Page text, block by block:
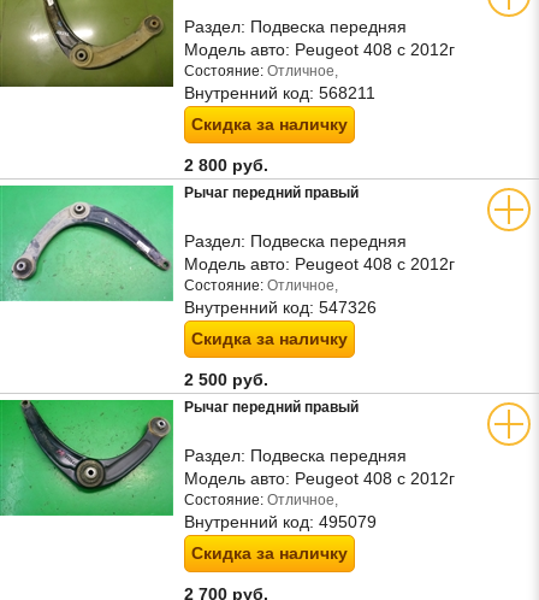
Раздел: Подвеска передняя
Модель авто: Peugeot 408 с 2012г
Состояние: Отличное,
Внутренний код: 568211
Скидка за наличку
2 800 руб.
Рычаг передний правый
Раздел: Подвеска передняя
Модель авто: Peugeot 408 с 2012г
Состояние: Отличное,
Внутренний код: 547326
Скидка за наличку
2 500 руб.
Рычаг передний правый
Раздел: Подвеска передняя
Модель авто: Peugeot 408 с 2012г
Состояние: Отличное,
Внутренний код: 495079
Скидка за наличку
2 700 руб.